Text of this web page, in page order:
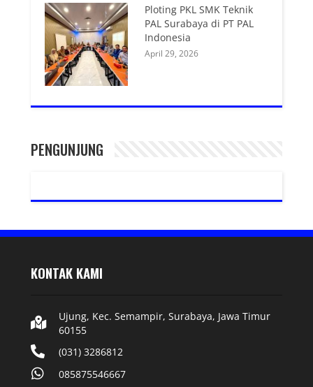
Ploting PKL SMK Teknik
PAL Surabaya di PT PAL
Indonesia
April 29, 2026
PENGUNJUNG
KONTAK KAMI
Ujung, Kec. Semampir, Surabaya, Jawa Timur
60155
(031) 3286812
085875546667